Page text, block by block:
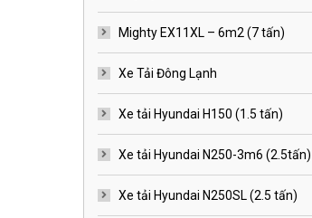
Mighty EX11XL – 6m2 (7 tấn)
Xe Tải Đông Lạnh
Xe tải Hyundai H150 (1.5 tấn)
Xe tải Hyundai N250-3m6 (2.5tấn)
Xe tải Hyundai N250SL (2.5 tấn)